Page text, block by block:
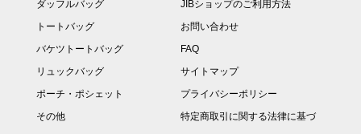
ダッフルバッグ
トートバッグ
バケツトートバッグ
リュックバッグ
ポーチ・ポシェット
その他
JIBショップのご利用方法
お問い合わせ
FAQ
サイトマップ
プライバシーポリシー
特定商取引に関する法律に基づ